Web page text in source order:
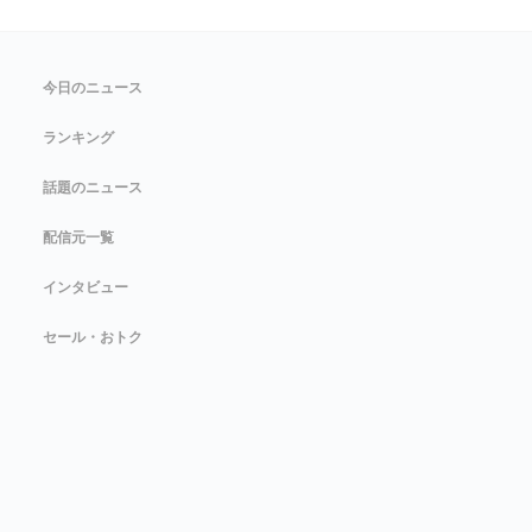
今日のニュース
ランキング
話題のニュース
配信元一覧
インタビュー
セール・おトク